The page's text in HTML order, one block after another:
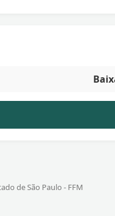
de São Paulo - FFM